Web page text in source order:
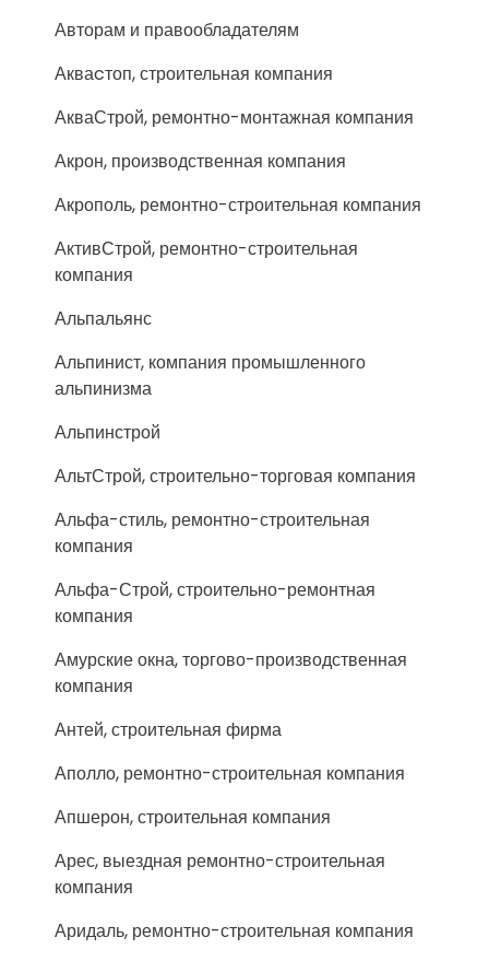
Авторам и правообладателям
Акваcтоп, строительная компания
АкваСтрой, ремонтно-монтажная компания
Акрон, производственная компания
Акрополь, ремонтно-строительная компания
АктивСтрой, ремонтно-строительная
компания
Альпальянс
Альпинист, компания промышленного
альпинизма
Альпинстрой
АльтСтрой, строительно-торговая компания
Альфа-стиль, ремонтно-строительная
компания
Альфа-Строй, строительно-ремонтная
компания
Амурские окна, торгово-производственная
компания
Антей, строительная фирма
Аполло, ремонтно-строительная компания
Апшерон, строительная компания
Арес, выездная ремонтно-строительная
компания
Аридаль, ремонтно-строительная компания